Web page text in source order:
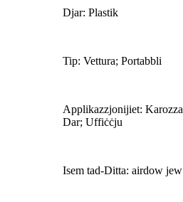
Djar: Plastik
Tip: Vettura; Portabbli
Applikazzjonijiet:
Dar; Uffiċċju
Isem tad-Ditta: airdow